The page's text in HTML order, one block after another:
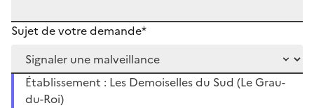
Sujet de votre demande*
Établissement : Les Demoiselles du Sud (Le Grau-
du-Roi)